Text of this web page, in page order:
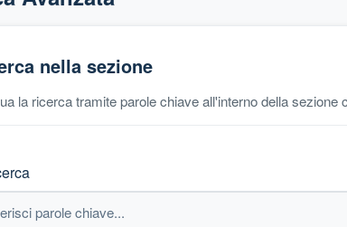
nella sezione
la ricerca tramite parole chiave all'interno della sezione